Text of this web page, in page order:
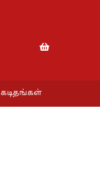
கடிதங்கள்